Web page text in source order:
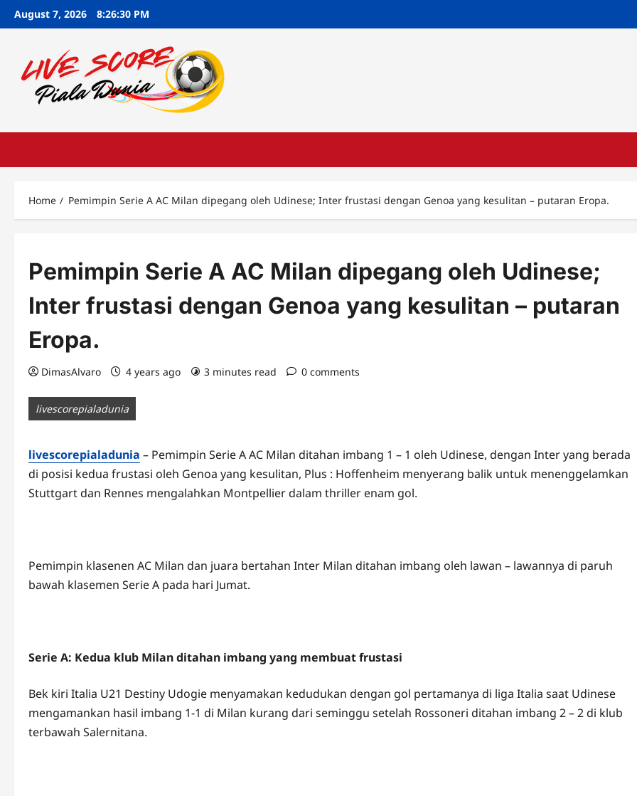
SkipAugust 7, 2026 8:26:30 PM
Home Pemimpin Serie A AC Milan dipegang oleh Udinese; Inter frustasi dengan Genoa yang kesulitan – putaran Eropa.
Pemimpin Serie A AC Milan dipegang oleh Udinese;
Inter frustasi dengan Genoa yang kesulitan – putaran
Eropa.
DimasAlvaro 4 years ago 3 minutes read 0 comments
livescorepialadunia
livescorepialadunia – Pemimpin Serie A AC Milan ditahan imbang 1 – 1 oleh Udinese, dengan Inter yang berada
di posisi kedua frustasi oleh Genoa yang kesulitan, Plus : Hoffenheim menyerang balik untuk menenggelamkan
Stuttgart dan Rennes mengalahkan Montpellier dalam thriller enam gol.
Pemimpin klasenen AC Milan dan juara bertahan Inter Milan ditahan imbang oleh lawan – lawannya di paruh
bawah klasemen Serie A pada hari Jumat.
Serie A: Kedua klub Milan ditahan imbang yang membuat frustasi
Bek kiri Italia U21 Destiny Udogie menyamakan kedudukan dengan gol pertamanya di liga Italia saat Udinese
mengamankan hasil imbang 1-1 di Milan kurang dari seminggu setelah Rossoneri ditahan imbang 2 – 2 di klub
terbawah Salernitana.